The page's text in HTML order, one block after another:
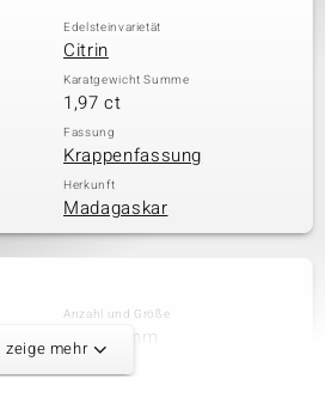
Edelsteinvarietät
Citrin
Karatgewicht Summe
1,97 ct
Fassung
Krappenfassung
Herkunft
Madagaskar
Anzahl und Größe
1 à 1,5 mm
zeige mehr